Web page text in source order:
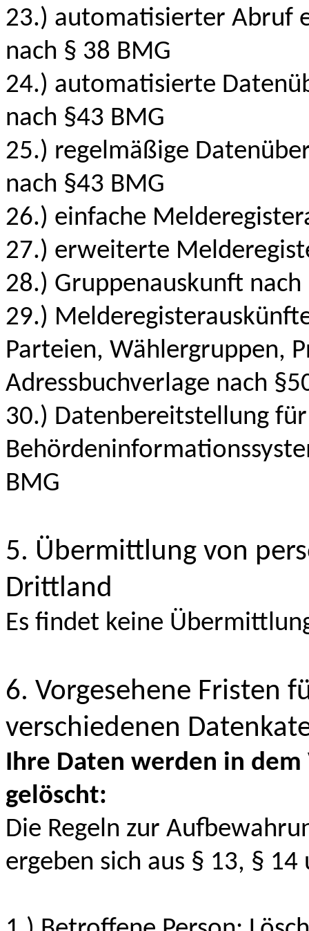
23.) automatisierter Abruf
nach § 38 BMG
24.) automatisierte
nach §43 BMG
25.) regelmäßige
nach §43 BMG
26.) einfache
27.) erweiterte
28.) Gruppenauskunft nach
29.)
Parteien, Wählergruppen,
Adressbuchverlage nach
30.) Datenbereitstellung
BMG
5. Übermittlung von
Drittland
Es findet keine
6. Vorgesehene Fristen
verschiedenen
Ihre Daten werden in
gelöscht:
Die Regeln zur
ergeben sich aus § 13, § 14